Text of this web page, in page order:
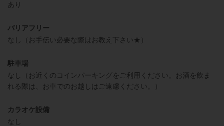
あり
バリアフリー
なし（お手伝い必要な際はお教え下さい★）
駐車場
なし（お近くのコインパーキングをご利用ください。お酒を飲ま
れる際は、お車でのお越しはご遠慮ください。）
カラオケ設備
なし